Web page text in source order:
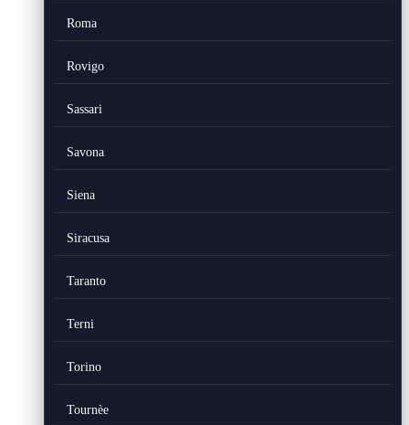
Roma
Rovigo
Sassari
Savona
Siena
Siracusa
Taranto
Terni
Torino
Tournèe